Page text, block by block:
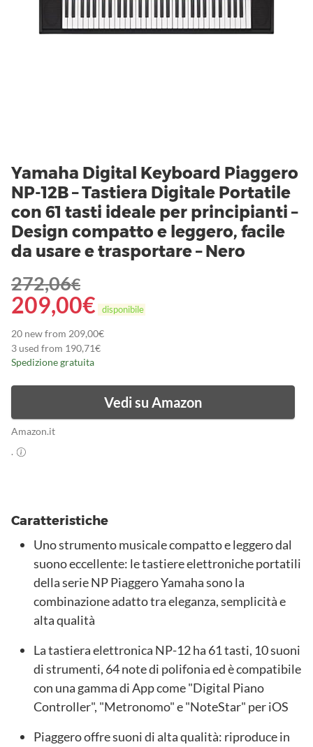
Yamaha Digital Keyboard Piaggero
NP-12B – Tastiera Digitale Portatile
con 61 tasti ideale per principianti –
Design compatto e leggero, facile
da usare e trasportare – Nero
272,06€
209,00€ disponibile
20 new from 209,00€
3 used from 190,71€
Spedizione gratuita
Vedi su Amazon
Amazon.it
.
Caratteristiche
Uno strumento musicale compatto e leggero dal
suono eccellente: le tastiere elettroniche portatili
della serie NP Piaggero Yamaha sono la
combinazione adatto tra eleganza, semplicità e
alta qualità
La tastiera elettronica NP-12 ha 61 tasti, 10 suoni
di strumenti, 64 note di polifonia ed è compatibile
con una gamma di App come "Digital Piano
Controller", "Metronomo" e "NoteStar" per iOS
Piaggero offre suoni di alta qualità: riproduce in